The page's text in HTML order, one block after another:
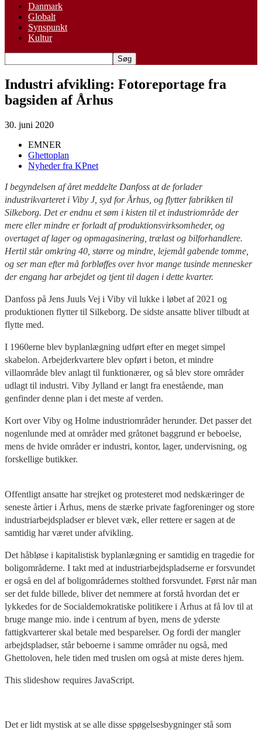
Danmark
Globalt
Synspunkt
Kultur
Industri afvikling: Fotoreportage fra
bagsiden af Århus
30. juni 2020
EMNER
Ghettoplan
Nyheder fra KPnet
I begyndelsen af året meddelte Danfoss at de forlader
industrikvarteret i Viby J, syd for Århus, og flytter fabrikken til
Silkeborg. Det er endnu et søm i kisten til et industriområde der
mere eller mindre er forladt af produktionsvirksomheder, og
overtaget af lager og opmagasinering, trælast og bilforhandlere.
Hertil står omkring 40, større og mindre, lejemål gabende tomme,
og ser man efter må forbløffes over hvor mange tusinde mennesker
der engang har arbejdet og tjent til dagen i dette kvarter.
Danfoss på Jens Juuls Vej i Viby vil lukke i løbet af 2021 og
produktionen flytter til Silkeborg. De sidste ansatte bliver tilbudt at
flytte med.
I 1960erne blev byplanlægning udført efter en meget simpel
skabelon. Arbejderkvartere blev opført i beton, et mindre
villaområde blev anlagt til funktionærer, og så blev store områder
udlagt til industri. Viby Jylland er langt fra enestående, man
genfinder denne plan i det meste af verden.
Kort over Viby og Holme industriområder herunder. Det passer det
nogenlunde med at områder med gråtonet baggrund er beboelse,
mens de hvide områder er industri, kontor, lager, undervisning, og
forskellige butikker.
Offentligt ansatte har strejket og protesteret mod nedskæringer de
seneste årtier i Århus, mens de stærke private fagforeninger og store
industriarbejdspladser er blevet væk, eller rettere er sagen at de
samtidig har været under afvikling.
Det håbløse i kapitalistisk byplanlægning er samtidig en tragedie for
boligområderne. I takt med at industriarbejdspladserne er forsvundet
er også en del af boligområdernes stolthed forsvundet. Først når man
ser det fulde billede, bliver det nemmere at forstå hvordan det er
lykkedes for de Socialdemokratiske politikere i Århus at få lov til at
bruge mange mio. inde i centrum af byen, mens de yderste
fattigkvarterer skal betale med besparelser. Og fordi der mangler
arbejdspladser, står beboerne i samme områder nu også, med
Ghettoloven, hele tiden med truslen om også at miste deres hjem.
This slideshow requires JavaScript.
Det er lidt mystisk at se alle disse spøgelsesbygninger stå som